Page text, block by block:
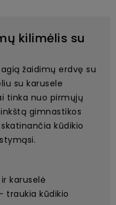
kilimėlis su
žaidimų erdvę su
su karusele
tinka nuo pirmųjų
gimnastikos
kūdikio
karuselė
traukia kūdikio